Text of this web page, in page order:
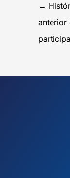
←
anterior